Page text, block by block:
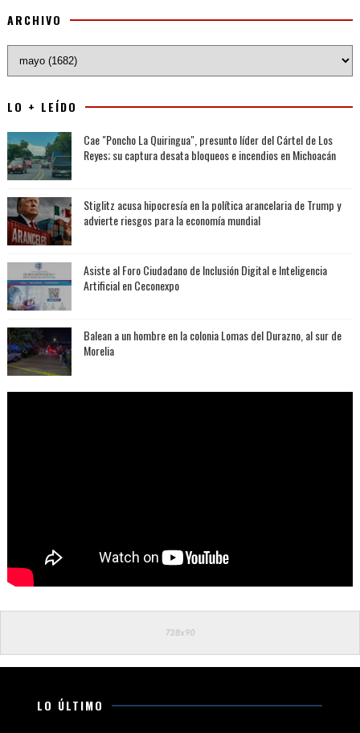
ARCHIVO
LO + LEÍDO
Cae "Poncho La Quiringua", presunto líder del Cártel de Los
Reyes; su captura desata bloqueos e incendios en Michoacán
Stiglitz acusa hipocresía en la política arancelaria de Trump y
advierte riesgos para la economía mundial
Asiste al Foro Ciudadano de Inclusión Digital e Inteligencia
Artificial en Ceconexpo
Balean a un hombre en la colonia Lomas del Durazno, al sur de
Morelia
LO ÚLTIMO